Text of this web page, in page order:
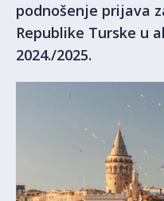
podnošenje prijava
Republike Turske u
2024./2025.